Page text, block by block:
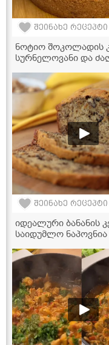
შეინახე რეცეპტი
ნოტიო შოკოლადის
სურნელოვანი და
შეინახე რეცეპტი
იდეალური ბანანის
საიდუმლო ნაპოვნია
წარმოგიდგენიათ!